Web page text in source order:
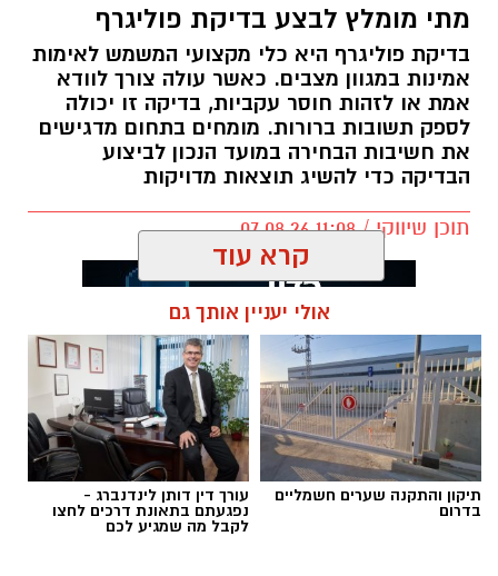
תוספת אגירה למערכת
אגירת חשמל בסוללות
מערכת סולארית קרקעית
קרדיט תמונה magnific
למה דווקא מערכת סולארית קרקעית?
מתי מומלץ לבצע בדיקת פוליגרף
בדיקת פוליגרף היא כלי מקצועי המשמש לאימות
אמינות במגוון מצבים. כאשר עולה צורך לוודא
אמת או לזהות חוסר עקביות, בדיקה זו יכולה
לספק תשובות ברורות. מומחים בתחום מדגישים
את חשיבות הבחירה במועד הנכון לביצוע
הבדיקה כדי להשיג תוצאות מדויקות
תוכן שיווקי / 11:08 07.08.26
תגים:בדיקת פוליגרף
קרא עוד
אולי יעניין אותך גם
תיקון והתקנה שערים חשמליים
בדרום
עורך דין דותן לינדנברג -
נפגעתם בתאונת דרכים לחצו
לקבל מה שמגיע לכם